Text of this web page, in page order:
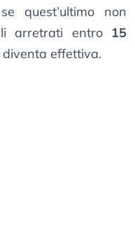
quest’ultimo non
arretrati entro 15
effettiva.